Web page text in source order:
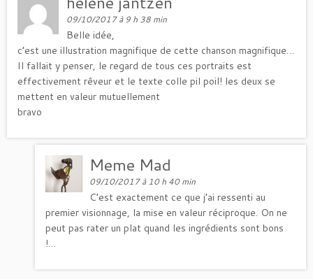
09/10/2017 à 9 h 38 min
Belle idée,
c’est une illustration magnifique de cette chanson magnifique…
Il fallait y penser, le regard de tous ces portraits est
effectivement rêveur et le texte colle pil poil! les deux se
mettent en valeur mutuellement
bravo
Meme Mad
09/10/2017 à 10 h 40 min
C’est exactement ce que j’ai ressenti au
premier visionnage, la mise en valeur réciproque. On ne
peut pas rater un plat quand les ingrédients sont bons
!…